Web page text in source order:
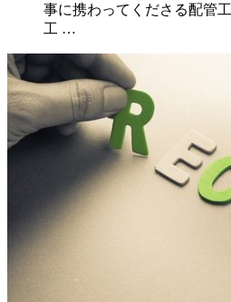
事に携わってくださる配管
工 …